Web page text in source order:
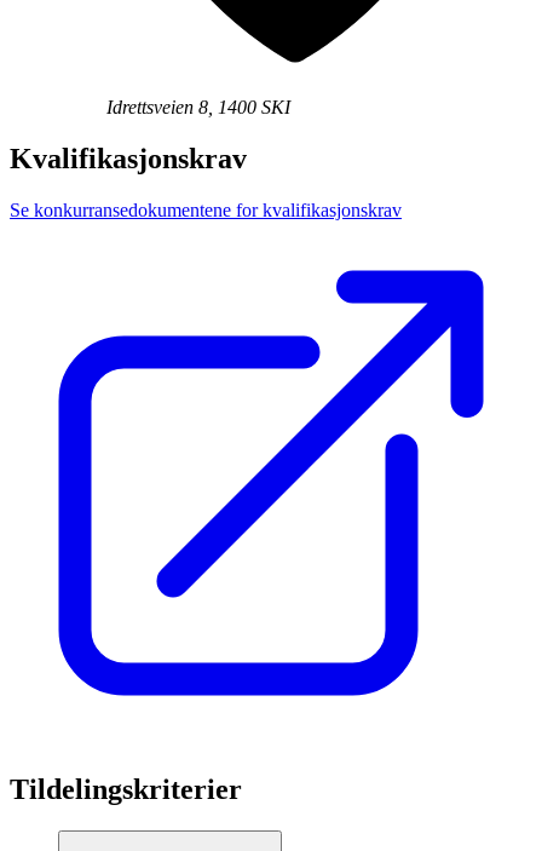
Idrettsveien 8, 1400 SKI
Kvalifikasjonskrav
Se konkurransedokumentene for kvalifikasjonskrav
Tildelingskriterier